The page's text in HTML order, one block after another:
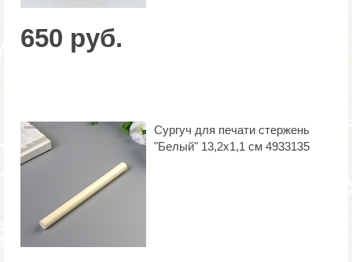
650 руб.
Сургуч для печати стержень
"Белый" 13,2х1,1 см 4933135